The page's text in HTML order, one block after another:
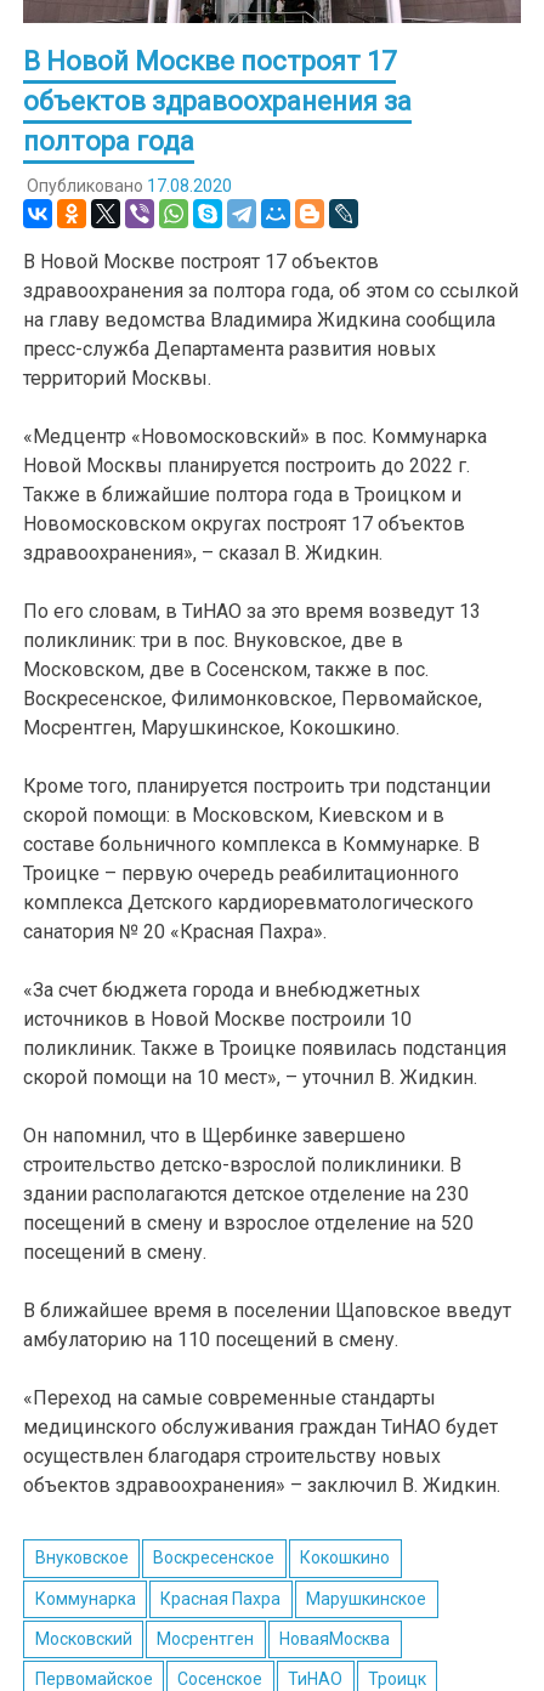
В Новой Москве построят 17
объектов здравоохранения за
полтора года
Опубликовано 17.08.2020
В Новой Москве построят 17 объектов
здравоохранения за полтора года, об этом со ссылкой
на главу ведомства Владимира Жидкина сообщила
пресс-служба Департамента развития новых
территорий Москвы.
«Медцентр «Новомосковский» в пос. Коммунарка
Новой Москвы планируется построить до 2022 г.
Также в ближайшие полтора года в Троицком и
Новомосковском округах построят 17 объектов
здравоохранения», – сказал В. Жидкин.
По его словам, в ТиНАО за это время возведут 13
поликлиник: три в пос. Внуковское, две в
Московском, две в Сосенском, также в пос.
Воскресенское, Филимонковское, Первомайское,
Мосрентген, Марушкинское, Кокошкино.
Кроме того, планируется построить три подстанции
скорой помощи: в Московском, Киевском и в
составе больничного комплекса в Коммунарке. В
Троицке – первую очередь реабилитационного
комплекса Детского кардиоревматологического
санатория № 20 «Красная Пахра».
«За счет бюджета города и внебюджетных
источников в Новой Москве построили 10
поликлиник. Также в Троицке появилась подстанция
скорой помощи на 10 мест», – уточнил В. Жидкин.
Он напомнил, что в Щербинке завершено
строительство детско-взрослой поликлиники. В
здании располагаются детское отделение на 230
посещений в смену и взрослое отделение на 520
посещений в смену.
В ближайшее время в поселении Щаповское введут
амбулаторию на 110 посещений в смену.
«Переход на самые современные стандарты
медицинского обслуживания граждан ТиНАО будет
осуществлен благодаря строительству новых
объектов здравоохранения» – заключил В. Жидкин.
Внуковское Воскресенское Кокошкино
Коммунарка Красная Пахра Марушкинское
Московский Мосрентген НоваяМосква
Первомайское Сосенское ТиНАО Троицк